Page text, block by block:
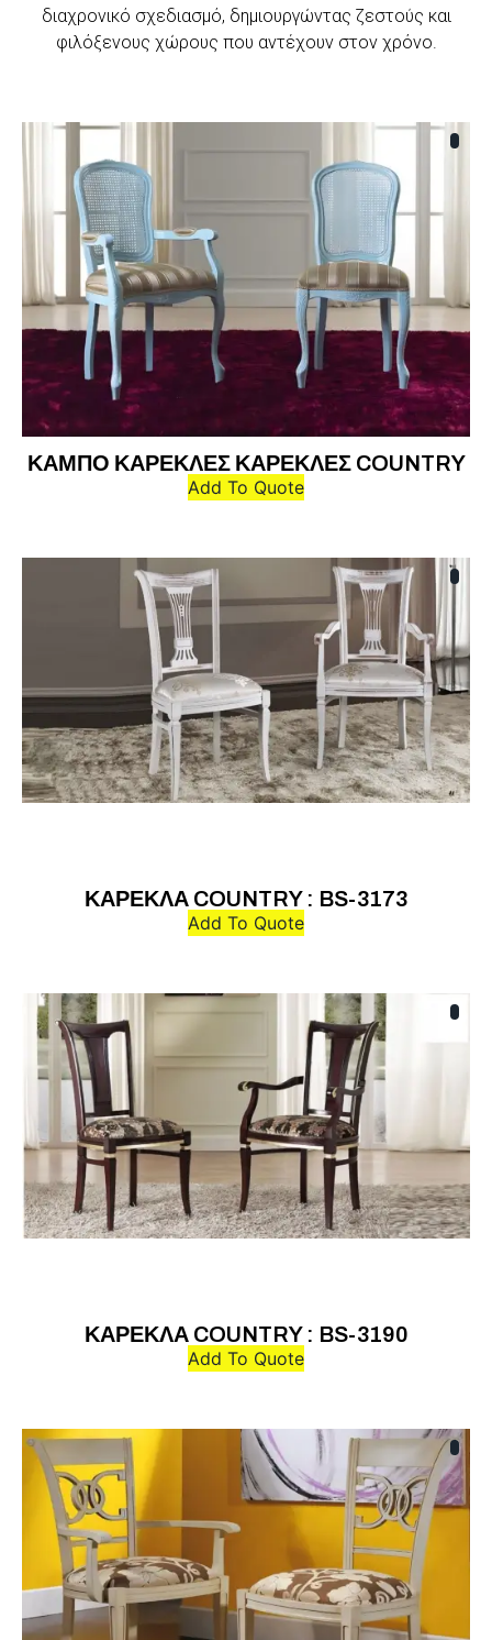
διαχρονικό σχεδιασμό, δημιουργώντας ζεστούς και
φιλόξενους χώρους που αντέχουν στον χρόνο.
ΚΑΜΠΟ ΚΑΡΕΚΛΕΣ ΚΑΡΕΚΛΕΣ COUNTRY
Add To Quote
ΚΑΡΕΚΛΑ COUNTRY : BS-3173
Add To Quote
ΚΑΡΕΚΛΑ COUNTRY : BS-3190
Add To Quote